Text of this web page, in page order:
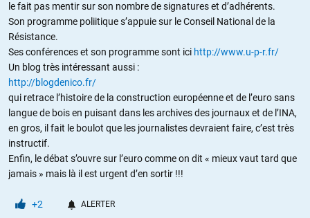
le fait pas mentir sur son nombre de signatures et d’adhérents.
Son programme poliitique s’appuie sur le Conseil National de la
Résistance.
Ses conférences et son programme sont ici http://www.u-p-r.fr/
Un blog très intéressant aussi :
http://blogdenico.fr/
qui retrace l’histoire de la construction européenne et de l’euro sans
langue de bois en puisant dans les archives des journaux et de l’INA,
en gros, il fait le boulot que les journalistes devraient faire, c’est très
instructif.
Enfin, le débat s’ouvre sur l’euro comme on dit « mieux vaut tard que
jamais » mais là il est urgent d’en sortir !!!
+2 ALERTER